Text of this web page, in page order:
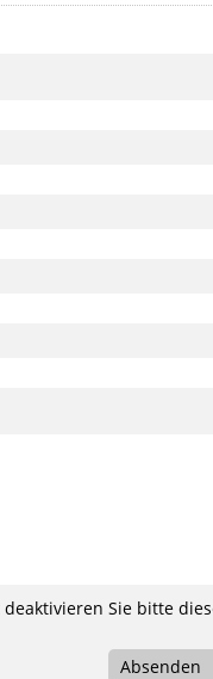
Sie bitte
Absenden